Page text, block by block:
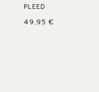
PLEED
49,95 €